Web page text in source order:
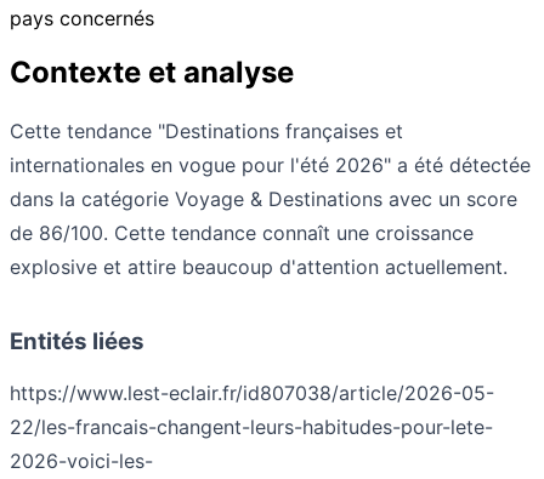
pays concernés
Contexte et analyse
Cette tendance "Destinations françaises et
internationales en vogue pour l'été 2026" a été détectée
dans la catégorie Voyage & Destinations avec un score
de 86/100. Cette tendance connaît une croissance
explosive et attire beaucoup d'attention actuellement.
Entités liées
https://www.lest-eclair.fr/id807038/article/2026-05-
22/les-francais-changent-leurs-habitudes-pour-lete-
2026-voici-les-